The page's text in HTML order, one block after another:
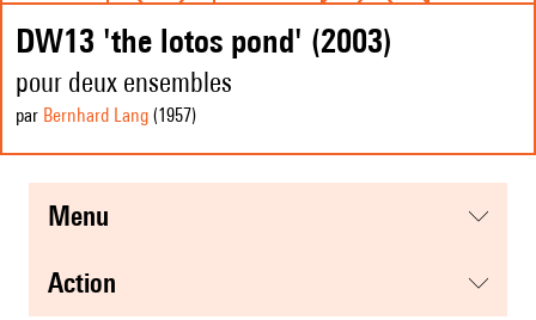
DW13 'the lotos pond' (2003)
pour deux ensembles
par Bernhard Lang (1957)
menu
action